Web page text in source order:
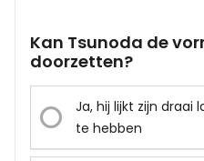
Kan Tsunoda de
doorzetten?
Ja, hij lijkt zijn draai
te hebben